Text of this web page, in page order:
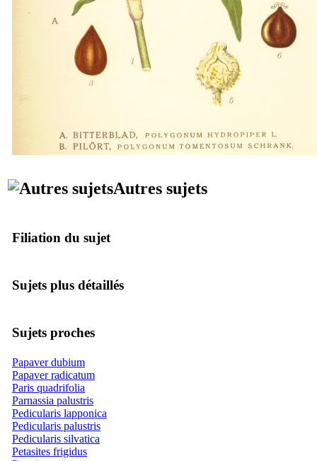
Autres sujets
Filiation du sujet
Sujets plus détaillés
Sujets proches
Papaver dubium
Papaver radicatum
Paris quadrifolia
Parnassia palustris
Pedicularis lapponica
Pedicularis palustris
Pedicularis silvatica
Petasites frigidus